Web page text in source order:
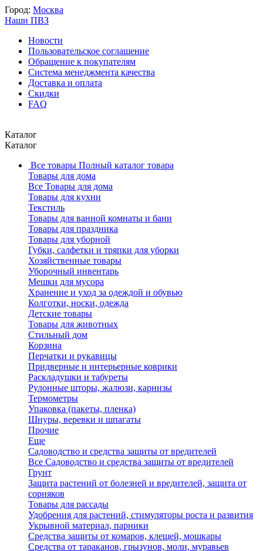
Город: Москва
Наши ПВЗ
Новости
Пользовательское соглашение
Обращение к покупателям
Система менеджмента качества
Доставка и оплата
Скидки
FAQ
Каталог
Каталог
Все товары Полный каталог товара
Товары для дома
Все Товары для дома
Товары для кухни
Текстиль
Товары для ванной комнаты и бани
Товары для праздника
Товары для уборной
Губки, салфетки и тряпки для уборки
Хозяйственные товары
Уборочный инвентарь
Мешки для мусора
Хранение и уход за одеждой и обувью
Колготки, носки, одежда
Детские товары
Товары для животных
Стильный дом
Корзина
Перчатки и рукавицы
Придверные и интерьерные коврики
Раскладушки и табуреты
Рулонные шторы, жалюзи, карнизы
Термометры
Упаковка (пакеты, пленка)
Шнуры, веревки и шпагаты
Прочие
Еще
Садоводство и средства защиты от вредителей
Все Садоводство и средства защиты от вредителей
Грунт
Защита растений от болезней и вредителей, защита от
сорняков
Товары для рассады
Удобрения для растений, стимуляторы роста и развития
Укрывной материал, парники
Средства защиты от комаров, клещей, мошкары
Средства от тараканов, грызунов, моли, муравьев